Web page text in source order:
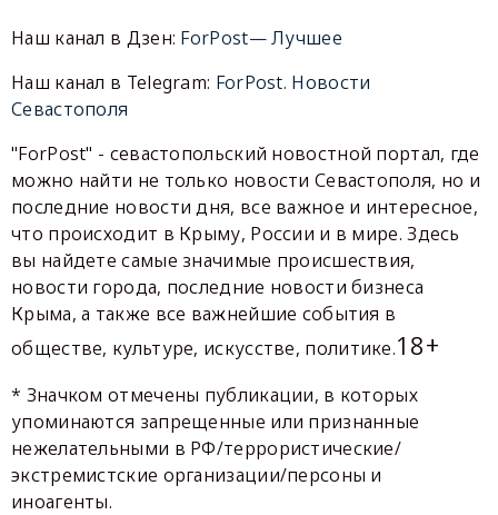
Наш канал в Дзен: ForPost— Лучшее
Наш канал в Telegram: ForPost. Новости
Севастополя
"ForPost" - севастопольский новостной портал, где
можно найти не только новости Севастополя, но и
последние новости дня, все важное и интересное,
что происходит в Крыму, России и в мире. Здесь
вы найдете самые значимые происшествия,
новости города, последние новости бизнеса
Крыма, а также все важнейшие события в
обществе, культуре, искусстве, политике.18+
* Значком отмечены публикации, в которых
упоминаются запрещенные или признанные
нежелательными в РФ/террористические/
экстремистские организации/персоны и
иноагенты.